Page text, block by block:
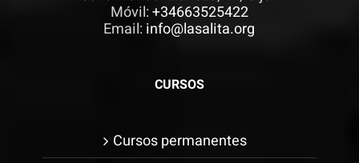
Móvil:+34663525422
Email: info@lasalita.org
CURSOS
Cursos permanentes